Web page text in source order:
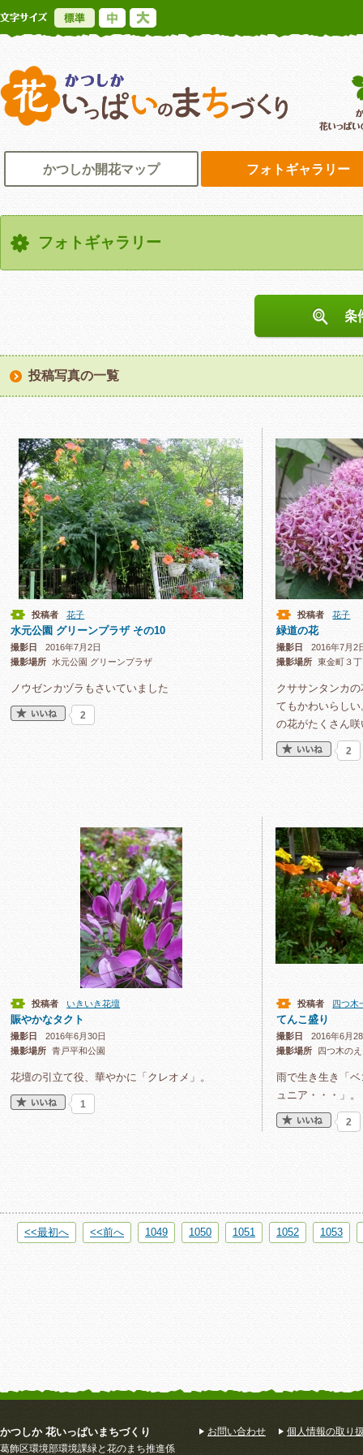
標準
かつしか花い
かつしか開花マップ フォトギャラリー
フォトギャラリー
投稿写真の一覧
投稿者 花子
水元公園 グリーンプラザ その10
撮影日
2016年7月2日
撮影場所 水元公園 グリーンプラザ
ノウゼンカヅラもさいていました
2
投稿者 花子
緑道の花
撮影日
2016年7月2
撮影場所
東金町３
クササンタンカ
てもかわいらし
の花がたくさん
2
投稿者 いきいき花壇
賑やかなタクト
撮影日
2016年6月30日
撮影場所 青戸平和公園
花壇の引立て役、華やかに「クレオメ」。
1
投稿者 四つ木
てんこ盛り
撮影日
2016年6月
撮影場所
四つ木の
雨で生き生き「
ュニア・・・」。
2
<<最初へ <<前へ 1049 1050 1051 1052 1053
かつしか 花いっぱいまちづくり
葛飾区環境部環境課緑と花のまち推進係
お問い合わせ 個人情報の取り